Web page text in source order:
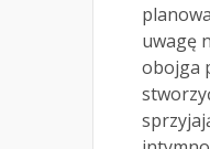
uwagę
obojga